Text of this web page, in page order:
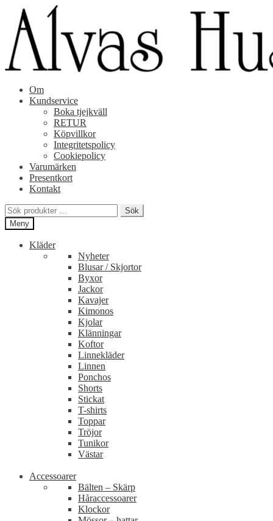
Hoppa
navigering
Hoppa
innehåll
Om
Kundservice
Boka tjejkväll
RETUR
Köpvillkor
Integritetspolicy
Cookiepolicy
Varumärken
Presentkort
Kontakt
Sök
efter:
Sök
Meny
Kläder
Nyheter
Blusar / Skjortor
Byxor
Jackor
Kavajer
Kimonos
Kjolar
Klänningar
Koftor
Linnekläder
Linnen
Ponchos
Shorts
Stickat
T-shirts
Toppar
Tröjor
Tunikor
Västar
Accessoarer
Bälten – Skärp
Håraccessoarer
Klockor